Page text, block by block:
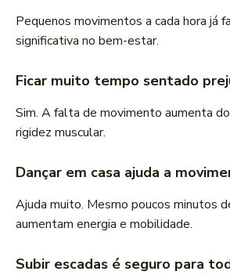
Pequenos movimentos a cada hora já
significativa no bem-estar.
Ficar muito tempo sentado
Sim. A falta de movimento aumenta
rigidez muscular.
Dançar em casa ajuda a
Ajuda muito. Mesmo poucos minutos
aumentam energia e mobilidade.
Subir escadas é seguro para